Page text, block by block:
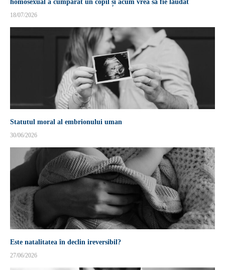
homosexual a cumpărat un copil și acum vrea să fie lăudat
18/07/2026
Statutul moral al embrionului uman
30/06/2026
Este natalitatea în declin ireversibil?
27/06/2026